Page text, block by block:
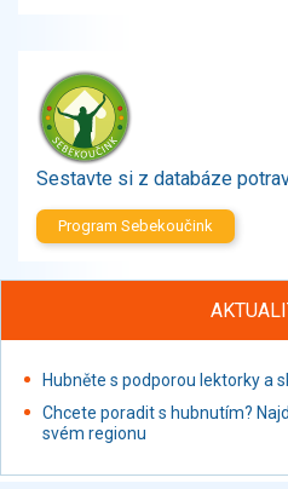
Ořechy, semena
Zelenina
Brambory, luštěniny, houby
Sladkosti, slané výrobky
Ochucovadla, přísady, sladidla
Proteinové výrobky, doplňky
Nápoje alkoholické
Restaurace, jídelny, hotová jídla
Fastfood
Studená kuchyně, lahůdkářské
Sestavte si z databáze
Program Sebekoučink
Hubněte s podporou lektorky a
Chcete poradit s hubnutím?
svém regionu